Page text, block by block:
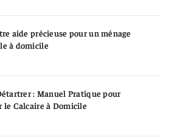
aide précieuse pour un ménage
à domicile
: Manuel Pratique pour
le Calcaire à Domicile